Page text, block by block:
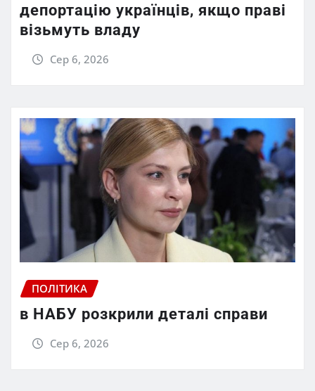
депортацію українців, якщо праві
візьмуть владу
Сер 6, 2026
ПОЛІТИКА
в НАБУ розкрили деталі справи
Сер 6, 2026